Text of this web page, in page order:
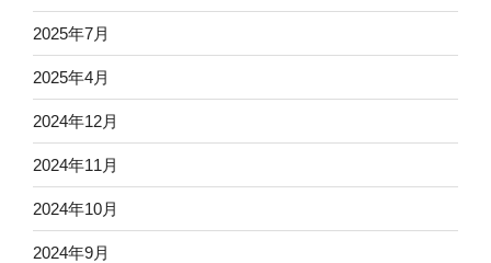
2025年7月
2025年4月
2024年12月
2024年11月
2024年10月
2024年9月